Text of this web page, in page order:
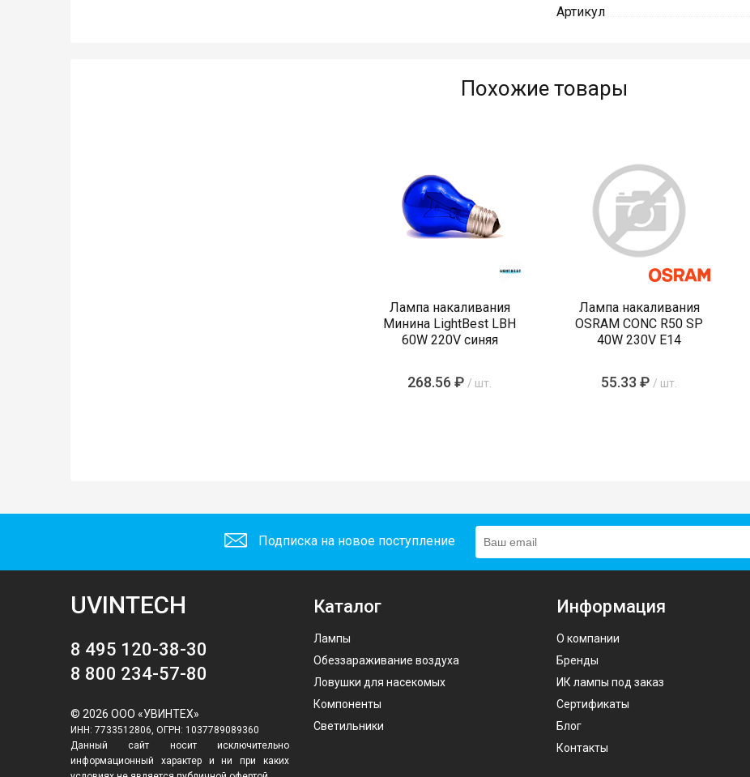
Артикул
Похожие товары
Лампа накаливания
Минина LightBest LBH
60W 220V синяя
268.56 ₽ / шт.
Лампа накаливания
OSRAM CONC R50 SP
40W 230V E14
55.33 ₽ / шт.
Подписка на новое поступление
UVINTECH
8 495 120-38-30
8 800 234-57-80
© 2026 ООО «УВИНТЕХ»
ИНН: 7733512806, ОГРН: 1037789089360
Данный сайт носит исключительно
информационный характер и ни при каких
Каталог
Лампы
Обеззараживание воздуха
Ловушки для насекомых
Компоненты
Светильники
Информация
О компании
Бренды
ИК лампы под заказ
Сертификаты
Блог
Контакты